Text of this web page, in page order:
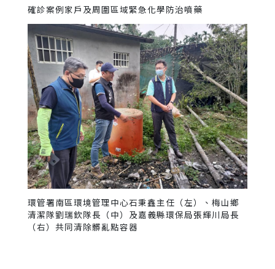
確診案例家戶及周圍區域緊急化學防治噴藥
環管署南區環境管理中心石秉鑫主任（左）、梅山鄉
清潔隊劉瑞欽隊長（中）及嘉義縣環保局張輝川局長
（右）共同清除髒亂點容器